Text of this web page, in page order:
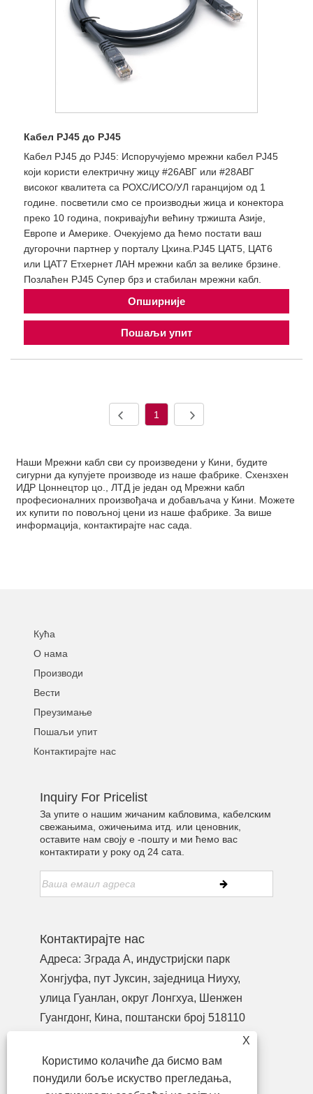
Кабел РЈ45 до РЈ45
Кабел РЈ45 до РЈ45: Испоручујемо мрежни кабел РЈ45
који користи електричну жицу #26АВГ или #28АВГ
високог квалитета са РОХС/ИСО/УЛ гаранцијом од 1
године. посветили смо се производњи жица и конектора
преко 10 година, покривајући већину тржишта Азије,
Европе и Америке. Очекујемо да ћемо постати ваш
дугорочни партнер у порталу Цхина.РЈ45 ЦАТ5, ЦАТ6
или ЦАТ7 Етхернет ЛАН мрежни кабл за велике брзине.
Позлаћен РЈ45 Супер брз и стабилан мрежни кабл.
Опширније
Пошаљи упит
1
Наши Мрежни кабл сви су произведени у Кини, будите
сигурни да купујете производе из наше фабрике. Схензхен
ИДР Цоннецтор цо., ЛТД је један од Мрежни кабл
професионалних произвођача и добављача у Кини. Можете
их купити по повољној цени из наше фабрике. За више
информација, контактирајте нас сада.
Кућа
О нама
Производи
Вести
Преузимање
Пошаљи упит
Контактирајте нас
Inquiry For Pricelist
За упите о нашим жичаним кабловима, кабелским
свежањима, ожичењима итд. или ценовник,
оставите нам своју е -пошту и ми ћемо вас
контактирати у року од 24 сата.
Контактирајте нас
Адреса: Зграда А, индустријски парк
Хонгјуфа, пут Јуксин, заједница Ниуху,
улица Гуанлан, округ Лонгхуа, Шенжен
Гуангдонг, Кина, поштански број 518110
Телефон:+86-13713718026
Емаил:wzl@szydr.com
X
Користимо колачиће да бисмо вам
понудили боље искуство прегледања,